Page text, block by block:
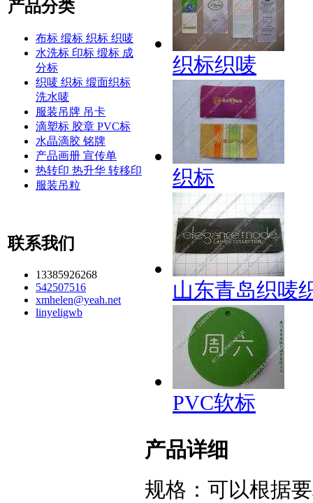
产品分类
布标 缎标 织标 织唛
水洗标 印标 缎标 成
分标
织唛 织标 缎面织标
洗水唛
服装吊牌 吊卡
滴塑标 胶章 PVC标
水晶滴胶 铭牌
产品画册 宣传单
热转印 热升华 转移印
服装吊粒
联系我们
13385926268
542507516
xmhelen@yeah.net
linyeligwb
织标织唛
织标
山东青岛织唛
PVC软标
产品详细
规格：可以根据